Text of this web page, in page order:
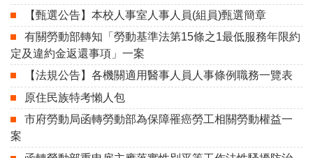
【甄選公告】本校人事室人事人員(組員)甄選簡章
有關勞動部轉知「勞動基準法第15條之1最低服務年限約
定及違約金返還事項」一案
【法規公告】各機關適用醫事人員人事條例職務一覽表
原住民族特考懶人包
市府勞動局函轉勞動部為保障罹癌勞工相關勞動權益一
案